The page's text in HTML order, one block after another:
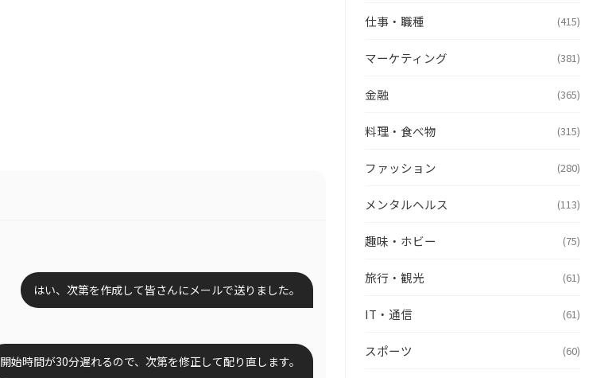
はい、次第を作成して皆さんにメールで送りました。
開始時間が30分遅れるので、次第を修正して配り直します。
仕事・職種 (415)
マーケティング (381)
金融 (365)
料理・食べ物 (315)
ファッション (280)
メンタルヘルス (113)
趣味・ホビー (75)
旅行・観光 (61)
IT・通信 (61)
スポーツ (60)